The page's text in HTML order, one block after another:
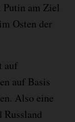
am Ziel
Osten der
auf
auf Basis
Also eine
Russland